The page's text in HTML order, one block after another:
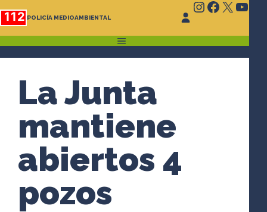
Saltar
al
contenido
112 POLICÍA MEDIOAMBIENTAL
Instagram
X
MENÚ
La Junta
mantiene
abiertos 4
pozos